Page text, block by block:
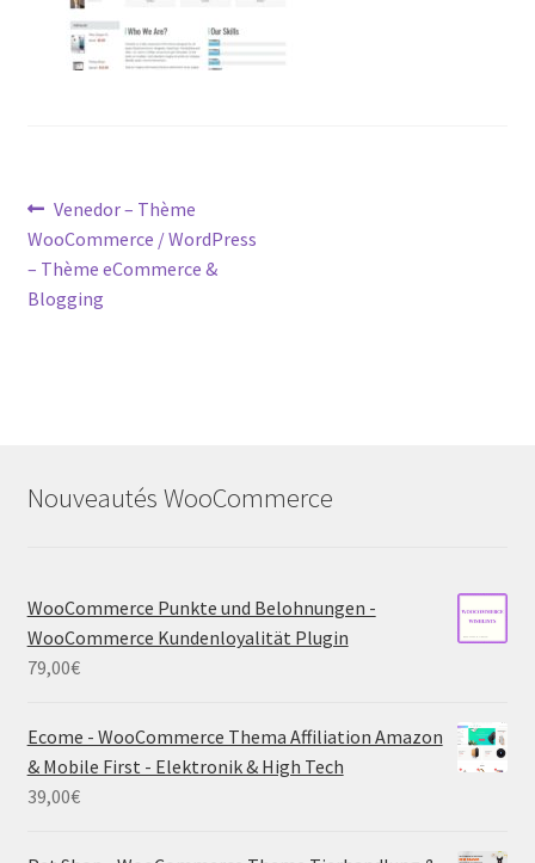
Post
navigation
Previous
post:
Venedor – Thème
WooCommerce / WordPress
– Thème eCommerce &
Blogging
Nouveautés WooCommerce
WooCommerce Punkte und Belohnungen -
WooCommerce Kundenloyalität Plugin
79,00€
Ecome - WooCommerce Thema Affiliation Amazon
& Mobile First - Elektronik & High Tech
39,00€